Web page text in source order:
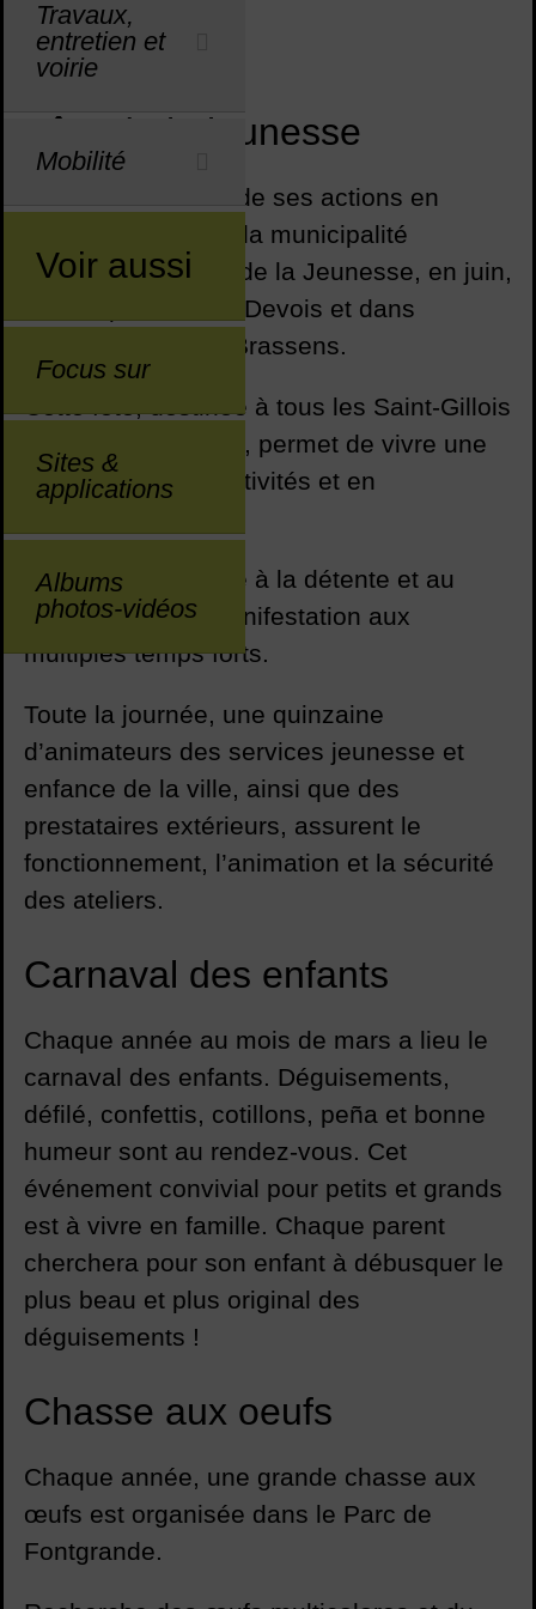
Travaux,
entretien et
voirie
Mobilité
Voir aussi
Focus sur
Sites &
applications
Albums
photos-vidéos
Sommaire
Sommaire
Fête de la jeunesse
Dans la continuité de ses actions en
faveur des jeunes, la municipalité
organise une Fête de la Jeunesse, en juin,
sur l’Esplanade du Devois et dans
l’espace Georges Brassens.
Cette fête, destinée à tous les Saint-Gillois
âgés de 3 à 17 ans, permet de vivre une
journée riche en activités et en
Entièrement dédiée à la détente et au
sport, c’est une manifestation aux
multiples temps forts.
Toute la journée, une quinzaine
d’animateurs des services jeunesse et
enfance de la ville, ainsi que des
prestataires extérieurs, assurent le
fonctionnement, l’animation et la sécurité
des ateliers.
Carnaval des enfants
Chaque année au mois de mars a lieu le
carnaval des enfants. Déguisements,
défilé, confettis, cotillons, peña et bonne
humeur sont au rendez-vous. Cet
événement convivial pour petits et grands
est à vivre en famille. Chaque parent
cherchera pour son enfant à débusquer le
plus beau et plus original des
déguisements !
Chasse aux oeufs
Chaque année, une grande chasse aux
œufs est organisée dans le Parc de
Fontgrande.